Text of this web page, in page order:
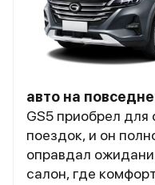
авто на
GS5 приобрел для
поездок, и он
оправдал
салон, где